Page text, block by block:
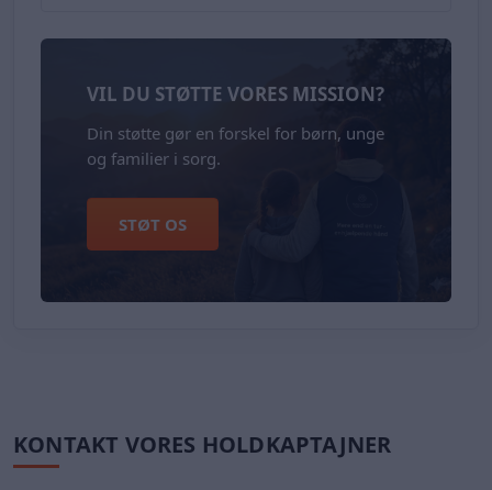
VIL DU STØTTE VORES MISSION?
Din støtte gør en forskel for børn, unge
og familier i sorg.
STØT OS
KONTAKT VORES HOLDKAPTAJNER